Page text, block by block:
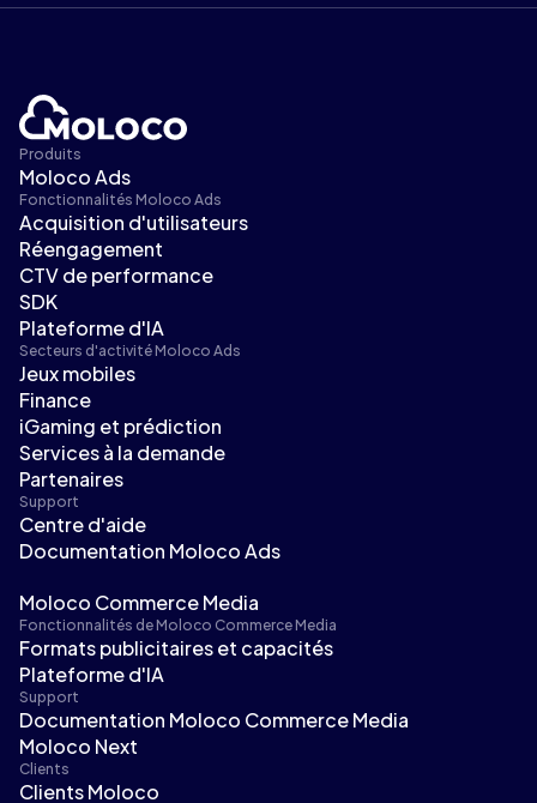
Produits
Moloco Ads
Fonctionnalités Moloco Ads
Acquisition d'utilisateurs
Réengagement
CTV de performance
SDK
Plateforme d'IA
Secteurs d'activité Moloco Ads
Jeux mobiles
Finance
iGaming et prédiction
Services à la demande
Partenaires
Support
Centre d'aide
Documentation Moloco Ads
Moloco Commerce Media
Fonctionnalités de Moloco Commerce Media
Formats publicitaires et capacités
Plateforme d'IA
Support
Documentation Moloco Commerce Media
Moloco Next
Clients
Clients Moloco